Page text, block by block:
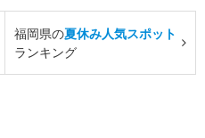
福岡県の夏休み人気スポット
ランキング